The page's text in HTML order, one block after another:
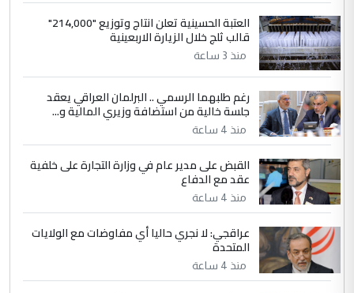
إعطاء 100 منحة دراسية للطلبة العراقيين في
جامعاتها سنويا
عبد الأمير جاسم هليل
التعليق : نحن اباء الطلاب الأوائل على العراق
نتشرف بلقاء السيد احمد الصافي في العتبات
الحسنية لزرع ...
الموضوع :
مكتب السيد احمد الصافي : لا يوجود
لدينا اي حساب على الفيس بوك وتويتر
العتبة الحسينية تعلن انتاج وتوزيع "214,000"
قالب ثلج خلال الزيارة الاربعينية
منذ 3 ساعة
رغم طلبهما الرسمي .. البرلمان العراقي يعقد
جلسة خالية من استضافة وزيري المالية و...
منذ 4 ساعة
القبض على مدير عام في وزارة التجارة على خلفية
عقد مع الدفاع
منذ 4 ساعة
عراقجي: لا نجري حاليا أي مفاوضات مع الولايات
المتحدة
منذ 4 ساعة